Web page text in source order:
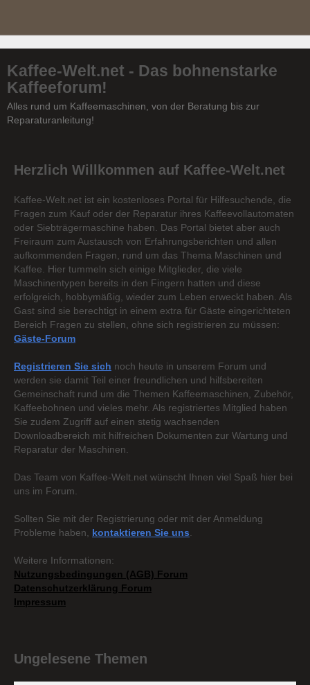
Kaffee-Welt.net - Das bohnenstarke
Kaffeeforum!
Alles rund um Kaffeemaschinen, von der Beratung bis zur
Reparaturanleitung!
Herzlich Willkommen auf Kaffee-Welt.net
Kaffee-Welt.net ist ein kostenloses Portal für Hilfesuchende, die
Fragen zum Kauf oder der Reparatur ihres Kaffeevollautomaten
oder Siebträgermaschine haben. Das Portal bietet aber auch
Freiraum zum Austausch von Erfahrungsberichten und allen
aufkommenden Fragen, rund um das Thema Maschinen und
Kaffee. Hier tummeln sich einige Mitglieder, die viele
Maschinentypen bereits in den Fingern hatten und diese
erfolgreich, hobbymäßig, wieder zum Leben erweckt haben. Als
Gast sind sie berechtigt in einem extra für Gäste eingerichteten
Bereich Fragen zu stellen, ohne sich registrieren zu müssen:
Gäste-Forum
Registrieren Sie sich noch heute in unserem Forum und
werden sie damit Teil einer freundlichen und hilfsbereiten
Gemeinschaft rund um die Themen Kaffeemaschinen, Zubehör,
Kaffeebohnen und vieles mehr. Als registriertes Mitglied haben
Sie zudem Zugriff auf einen stetig wachsenden
Downloadbereich mit hilfreichen Dokumenten zur Wartung und
Reparatur der Maschinen.
Das Team von Kaffee-Welt.net wünscht Ihnen viel Spaß hier bei
uns im Forum.
Sollten Sie mit der Registrierung oder mit der Anmeldung
Probleme haben, kontaktieren Sie uns
Weitere Informationen:
Nutzungsbedingungen (AGB) Forum
Datenschutzerklärung Forum
Impressum
Ungelesene Themen